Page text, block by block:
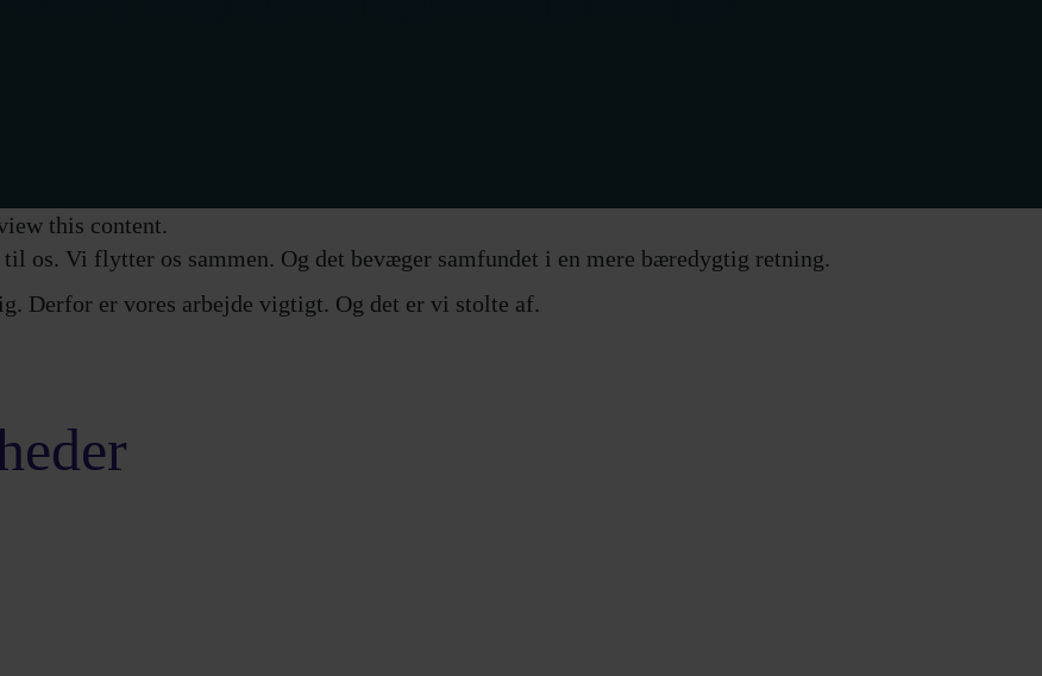
this content.
os. Vi flytter os sammen. Og det bevæger samfundet i en mere bæredygtig retning.
Derfor er vores arbejde vigtigt. Og det er vi stolte af.